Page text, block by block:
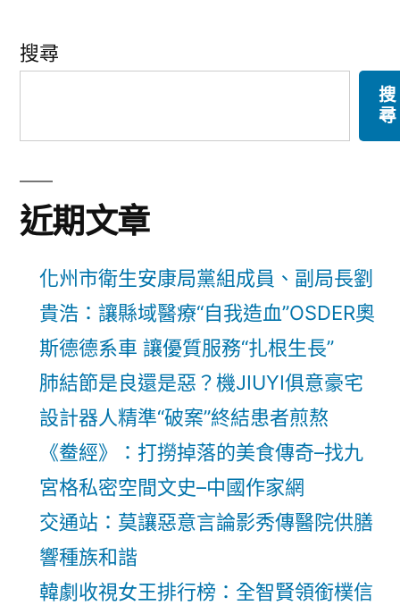
搜尋
搜
尋
近期文章
化州市衛生安康局黨組成員、副局長劉
貴浩：讓縣域醫療“自我造血”OSDER奧
斯德德系車 讓優質服務“扎根生長”
肺結節是良還是惡？機JIUYI俱意豪宅
設計器人精準“破案”終結患者煎熬
《鲞經》：打撈掉落的美食傳奇–找九
宮格私密空間文史–中國作家網
交通站：莫讓惡意言論影秀傳醫院供膳
響種族和諧
韓劇收視女王排行榜：全智賢領銜樸信